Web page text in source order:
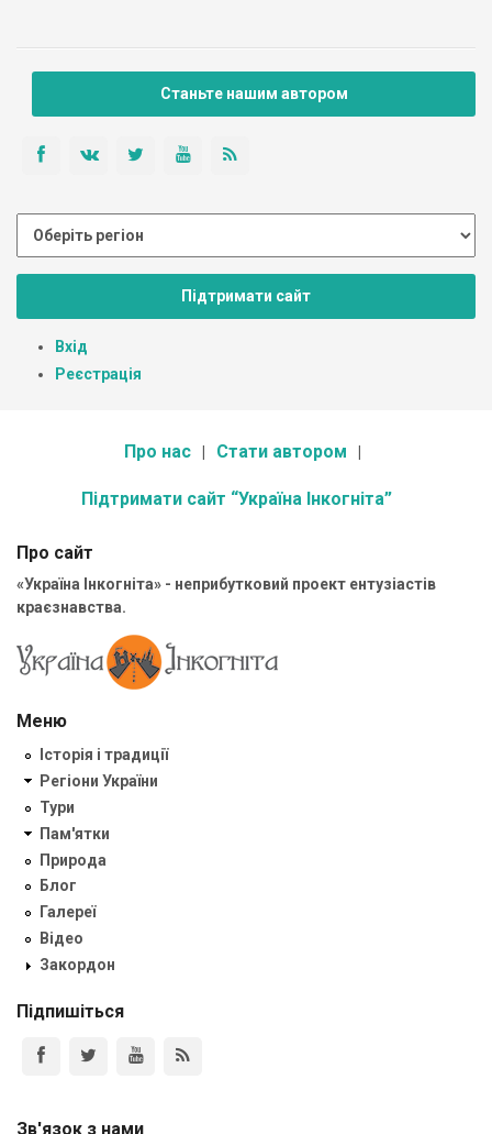
Станьте нашим автором
Підтримати сайт
Вхід
Реєстрація
Про нас Стати автором
Підтримати сайт “Україна Інкогніта”
Про сайт
«Україна Інкогніта» - неприбутковий проект ентузіастів
краєзнавства.
Меню
Історія і традиції
Регіони України
Тури
Пам'ятки
Природа
Блог
Галереї
Відео
Закордон
Підпишіться
Зв'язок з нами